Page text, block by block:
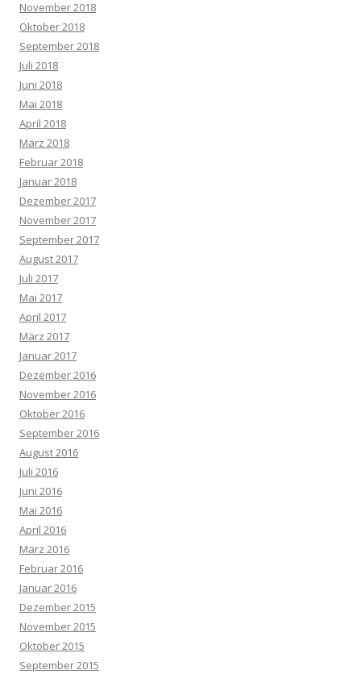
November 2018
Oktober 2018
September 2018
Juli 2018
Juni 2018
Mai 2018
April 2018
März 2018
Februar 2018
Januar 2018
Dezember 2017
November 2017
September 2017
August 2017
Juli 2017
Mai 2017
April 2017
März 2017
Januar 2017
Dezember 2016
November 2016
Oktober 2016
September 2016
August 2016
Juli 2016
Juni 2016
Mai 2016
April 2016
März 2016
Februar 2016
Januar 2016
Dezember 2015
November 2015
Oktober 2015
September 2015